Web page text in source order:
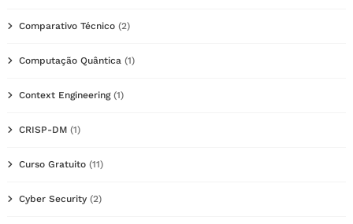
Comparativo Técnico (2)
Computação Quântica (1)
Context Engineering(1)
CRISP-DM (1)
Curso Gratuito (11)
Cyber Security (2)